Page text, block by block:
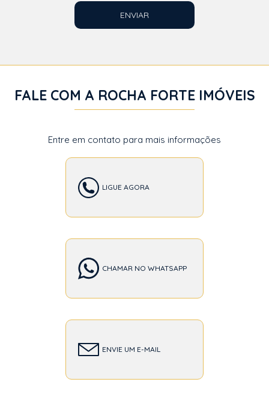
ENVIAR
FALE COM A ROCHA FORTE IMÓVEIS
Entre em contato para mais informações
LIGUE AGORA
CHAMAR NO WHATSAPP
ENVIE UM E-MAIL